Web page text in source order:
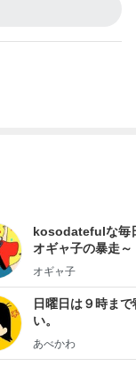
kosodatefulな毎
オギャ子の暴走～
オギャ子
日曜日は９時まで
い。
あべかわ